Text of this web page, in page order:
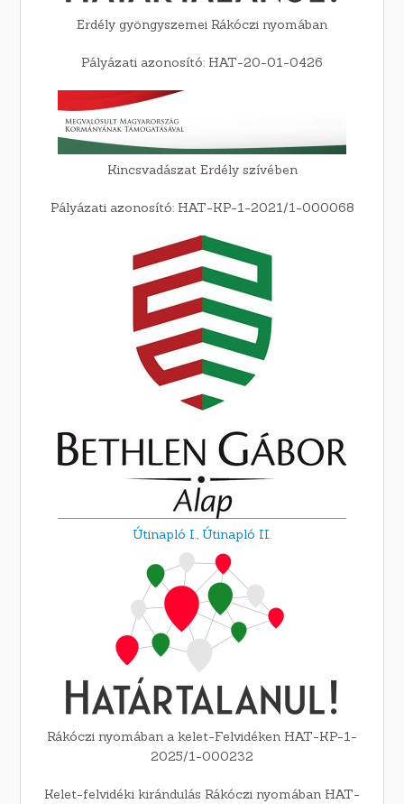
Erdély gyöngyszemei Rákóczi nyomában
Pályázati azonosító: HAT-20-01-0426
Kincsvadászat Erdély szívében
Pályázati azonosító: HAT-KP-1-2021/1-000068
Útinapló I., Útinapló II.
Rákóczi nyomában a kelet-Felvidéken HAT-KP-1-
2025/1-000232
Kelet-felvidéki kirándulás Rákóczi nyomában HAT-